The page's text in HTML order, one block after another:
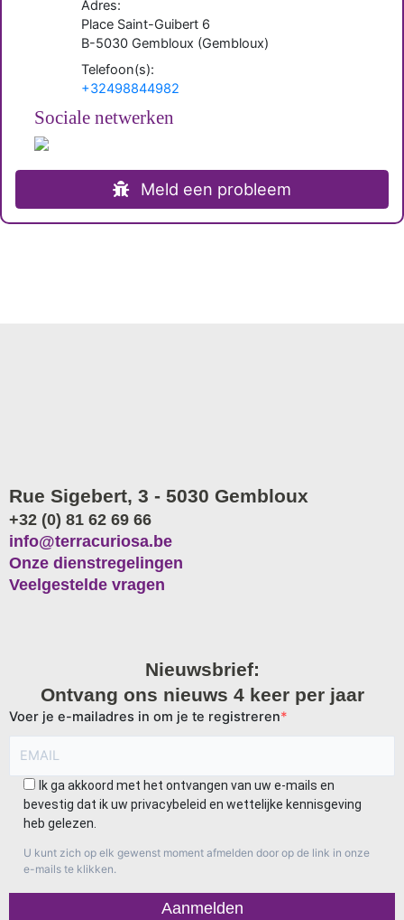
Adres:
Place Saint-Guibert 6
B-5030 Gembloux (Gembloux)
Telefoon(s):
+32498844982
Sociale netwerken
Meld een probleem
Rue Sigebert, 3 - 5030 Gembloux
+32 (0) 81 62 69 66
info@terracuriosa.be
Onze dienstregelingen
Veelgestelde vragen
Nieuwsbrief:
Ontvang ons nieuws 4 keer per jaar
Voer je e-mailadres in om je te registreren
Ik ga akkoord met het ontvangen van uw e-mails en
bevestig dat ik uw privacybeleid en wettelijke kennisgeving
heb gelezen.
U kunt zich op elk gewenst moment afmelden door op de link in onze
e-mails te klikken.
Aanmelden